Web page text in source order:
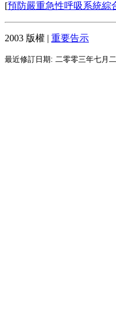
[預防嚴重急性呼吸系統綜
2003 版權 | 重要告示
最近修訂日期: 二零零三年七月